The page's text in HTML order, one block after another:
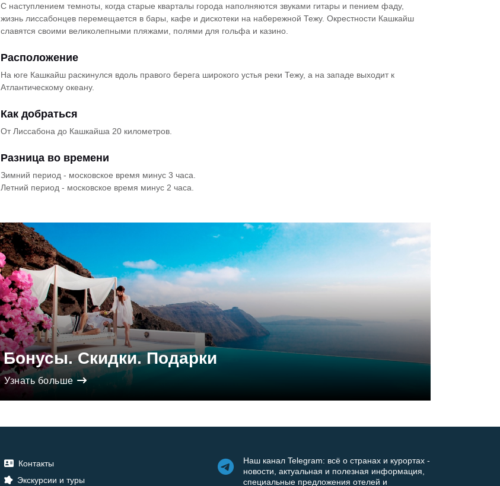
С наступлением темноты, когда старые кварталы города наполняются звуками гитары и пением фаду,
жизнь лиссабонцев перемещается в бары, кафе и дискотеки на набережной Тежу. Окрестности Кашкайш
славятся своими великолепными пляжами, полями для гольфа и казино.
Расположение
На юге Кашкайш раскинулся вдоль правого берега широкого устья реки Тежу, а на западе выходит к
Атлантическому океану.
Как добраться
От Лиссабона до Кашкайша 20 километров.
Разница во времени
Зимний период - московское время минус 3 часа.
Летний период - московское время минус 2 часа.
Бонусы. Скидки. Подарки
Узнать больше
Контакты
Экскурсии и туры
Наш канал Telegram: всё о странах и курортах -
новости, актуальная и полезная информация,
специальные предложения отелей и